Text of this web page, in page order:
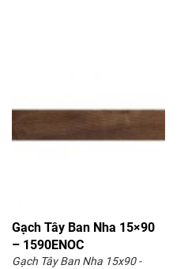
Gạch Tây Ban Nha 15×90
– 1590ENOC
Gạch Tây Ban Nha 15x90 -